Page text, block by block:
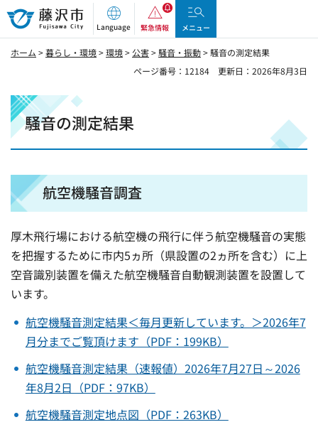
藤沢市
Language 緊急情報 メニュー
ホーム >暮らし・環境>環境>公害>騒音・振動> 騒音の測定結果
ページ番号：12184
更新日：2026年8月3日
騒音の測定結果
航空機騒音調査
厚木飛行場における航空機の飛行に伴う航空機騒音の実態
を把握するために市内5ヵ所（県設置の2ヵ所を含む）に上
空音識別装置を備えた航空機騒音自動観測装置を設置して
います。
航空機騒音測定結果＜毎月更新しています。＞2026年7
月分までご覧頂けます（PDF：199KB）
航空機騒音測定結果（速報値）2026年7月27日～2026
年8月2日（PDF：97KB）
航空機騒音測定地点図（PDF：263KB）